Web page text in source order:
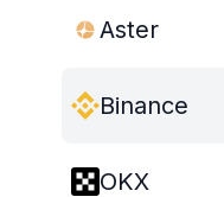
Aster
Binance
OKX